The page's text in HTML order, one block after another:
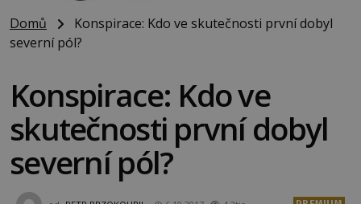
Domů
Konspirace: Kdo ve skutečnosti první dobyl
severní pól?
Konspirace: Kdo ve
skutečnosti první dobyl
severní pól?